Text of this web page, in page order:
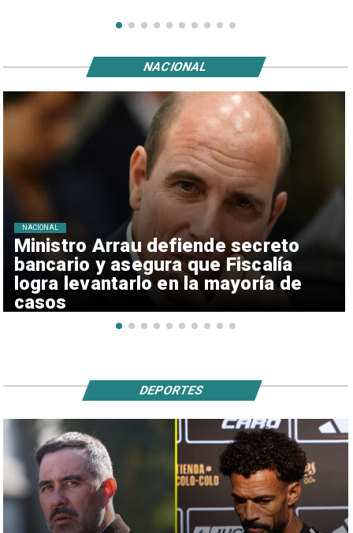
Ministro Arrau defiende secreto
bancario y asegura que Fiscalía
logra levantarlo en la mayoría de
casos
NACIONAL
NACIONAL
DEPORTES